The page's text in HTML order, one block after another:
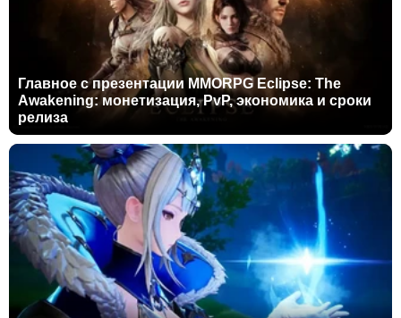
Главное с презентации MMORPG Eclipse: The
Awakening: монетизация, PvP, экономика и сроки
релиза